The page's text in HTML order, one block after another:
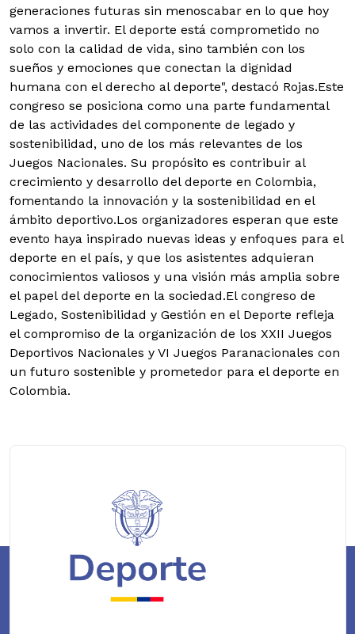
generaciones futuras sin menoscabar en lo que hoy
vamos a invertir. El deporte está comprometido no
solo con la calidad de vida, sino también con los
sueños y emociones que conectan la dignidad
humana con el derecho al deporte", destacó Rojas.Este
congreso se posiciona como una parte fundamental
de las actividades del componente de legado y
sostenibilidad, uno de los más relevantes de los
Juegos Nacionales. Su propósito es contribuir al
crecimiento y desarrollo del deporte en Colombia,
fomentando la innovación y la sostenibilidad en el
ámbito deportivo.Los organizadores esperan que este
evento haya inspirado nuevas ideas y enfoques para el
deporte en el país, y que los asistentes adquieran
conocimientos valiosos y una visión más amplia sobre
el papel del deporte en la sociedad.El congreso de
Legado, Sostenibilidad y Gestión en el Deporte refleja
el compromiso de la organización de los XXII Juegos
Deportivos Nacionales y VI Juegos Paranacionales con
un futuro sostenible y prometedor para el deporte en
Colombia.